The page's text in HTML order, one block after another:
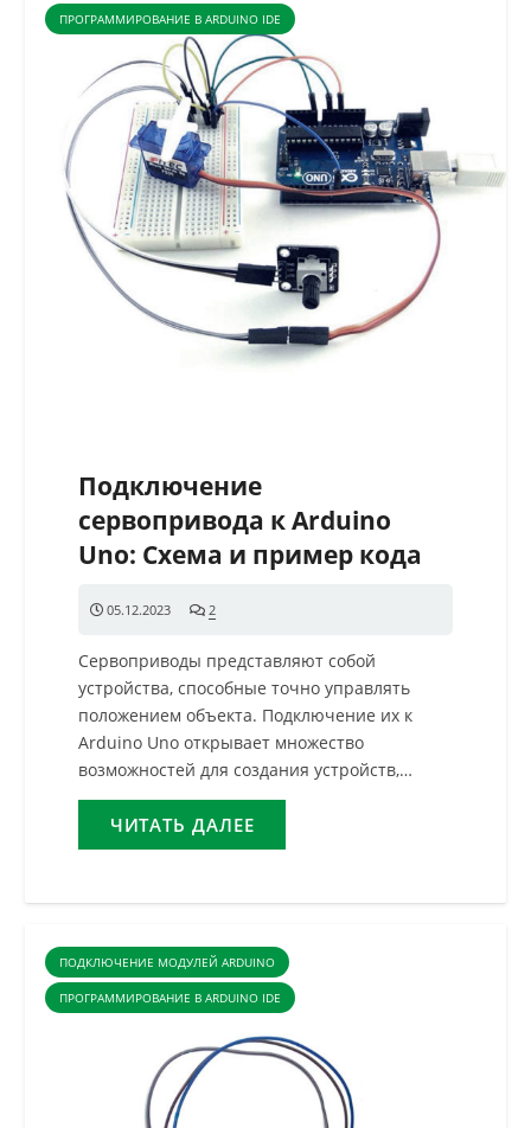
ПРОГРАММИРОВАНИЕ В ARDUINO IDE
Подключение
сервопривода к Arduino
Uno: Схема и пример кода
05.12.2023 2
Сервоприводы представляют собой
устройства, способные точно управлять
положением объекта. Подключение их к
Arduino Uno открывает множество
возможностей для создания устройств,…
ЧИТАТЬ ДАЛЕЕ
ПОДКЛЮЧЕНИЕ МОДУЛЕЙ ARDUINO
ПРОГРАММИРОВАНИЕ В ARDUINO IDE